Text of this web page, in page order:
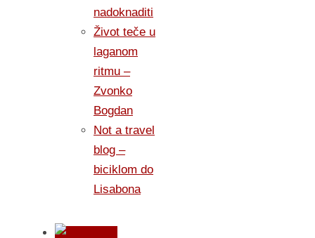
nadoknaditi
Život teče u
laganom
ritmu –
Zvonko
Bogdan
Not a travel
blog –
biciklom do
Lisabona